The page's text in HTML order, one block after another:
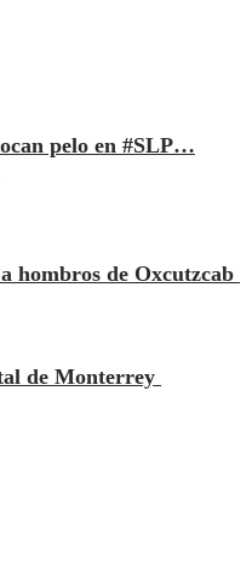
pelo en #SLP…
hombros de Oxcutzcab
de Monterrey